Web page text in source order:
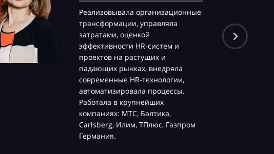
Реализовывала организационные
трансформации, управляла
затратами, оценкой
эффективности HR-систем и
проектов на растущих и
падающих рынках, внедряла
современные HR-технологии,
автоматизировала процессы.
Работала в крупнейших
компаниях: МТС, Балтика,
Carlsberg, Илим, ТПлюс, Газпром
Германия.